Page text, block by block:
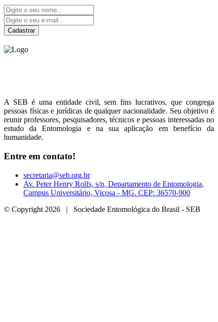
Cadastrar
A SEB é uma entidade civil, sem fins lucrativos, que congrega
pessoas físicas e jurídicas de qualquer nacionalidade. Seu objetivo é
reunir professores, pesquisadores, técnicos e pessoas interessadas no
estudo da Entomologia e na sua aplicação em benefício da
humanidade.
Entre em contato!
secretaria@seb.org.br
Av. Peter Henry Rolfs, s/n, Departamento de Entomologia,
Campus Universitário, Viçosa - MG. CEP: 36570-900
© Copyright 2026 | Sociedade Entomológica do Brasil - SEB